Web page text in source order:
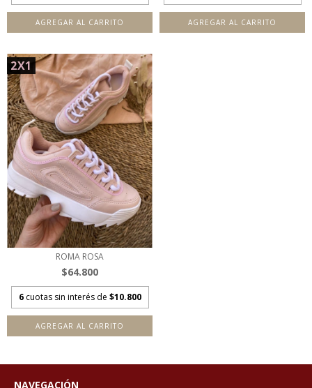
AGREGAR AL CARRITO AGREGAR AL CARRITO
2X1
ROMA ROSA
$64.800
6 cuotas sin interés de $10.800
AGREGAR AL CARRITO
NAVEGACIÓN